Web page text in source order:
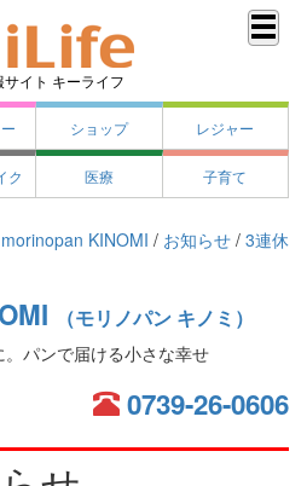
サイト キーライフ
ショップ レジャー
ク 医療 子育て
morinopan KINOMI / お知らせ / 3連休
（モリノパン キノミ）
パンで届ける小さな幸せ
0739-26-0606